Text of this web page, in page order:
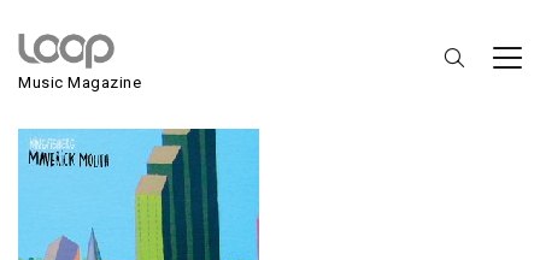
Music Magazine
Kingfisherg